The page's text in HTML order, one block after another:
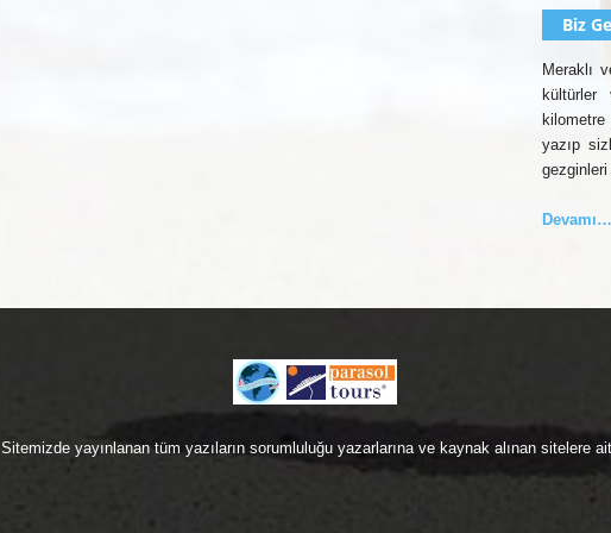
Biz
Meraklı
kültürler
yazıp
Devamı…
Sitemizde yayınlanan tüm yazıların sorumluluğu yazarlarına ve kaynak alınan sitelere